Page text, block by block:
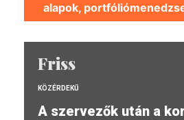
alapok,
Friss
KÖZÉRDEKŰ
A szervezők után a